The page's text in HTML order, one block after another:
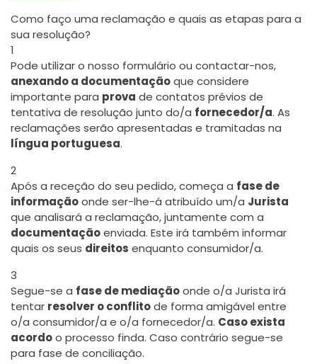
Como faço uma reclamação e quais as etapas para a
sua resolução?
1
Pode utilizar o nosso formulário ou contactar-nos,
anexando a documentaçãoque considere
importante para prova de contatos prévios de
tentativa de resolução junto do/a fornecedor/a. As
reclamações serão apresentadas e tramitadas na
língua portuguesa.
2
Após a receção do seu pedido, começa a fase de
informaçãoonde ser-lhe-á atribuído um/a Jurista
que analisará a reclamação, juntamente com a
documentaçãoenviada. Este irá também informar
quais os seus direitos enquanto consumidor/a.
3
Segue-se a fase de mediaçãoonde o/a Jurista irá
tentar resolver o conflitode forma amigável entre
o/a consumidor/a e o/a fornecedor/a. Caso exista
acordoo processo finda. Caso contrário segue-se
para fase de conciliação.